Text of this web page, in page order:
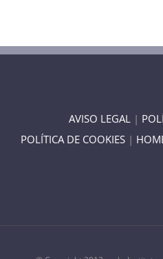
AVISO LEGAL |
POLÍTICA DE COOKIES |